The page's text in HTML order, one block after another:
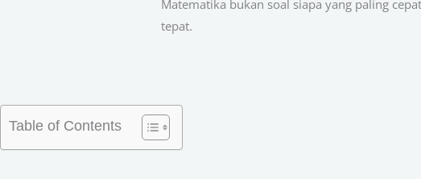
Matematika bukan soal siapa yang paling
tepat.
Table of Contents